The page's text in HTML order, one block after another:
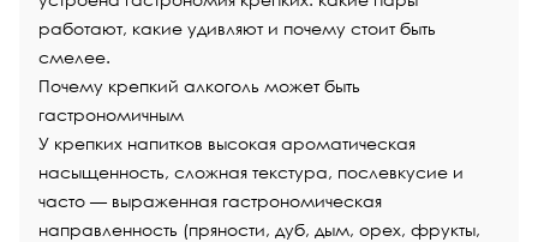
работают, какие удивляют и почему стоит быть
смелее.
Почему крепкий алкоголь может быть
гастрономичным
У крепких напитков высокая ароматическая
насыщенность, сложная текстура, послевкусие и
часто — выраженная гастрономическая
направленность (пряности, дуб, дым, орех, фрукты,